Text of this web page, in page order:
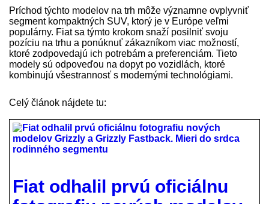
Príchod týchto modelov na trh môže významne ovplyvniť
segment kompaktných SUV, ktorý je v Európe veľmi
populárny. Fiat sa týmto krokom snaží posilniť svoju
pozíciu na trhu a ponúknuť zákazníkom viac možností,
ktoré zodpovedajú ich potrebám a preferenciám. Tieto
modely sú odpoveďou na dopyt po vozidlách, ktoré
kombinujú všestrannosť s modernými technológiami.
Celý článok nájdete tu:
Fiat odhalil prvú oficiálnu